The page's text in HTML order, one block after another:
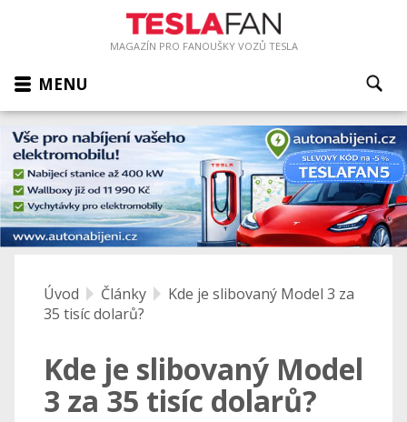
MAGAZÍN PRO FANOUŠKY VOZŮ TESLA
MENU
Úvod Články
Kde je slibovaný Model 3 za
35 tisíc dolarů?
Kde je slibovaný Model
3 za 35 tisíc dolarů?